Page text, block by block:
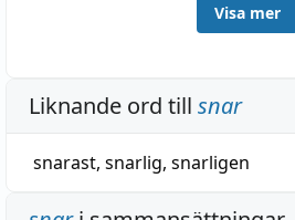
tillsammans, till
fornnorska sniidr, snudigr, rask,
hverfr detsamma till hverfa,
övrigt svenska sno i väg o.
Visa mer
Liknande ord till snar
snarast, snarlig, snarligen